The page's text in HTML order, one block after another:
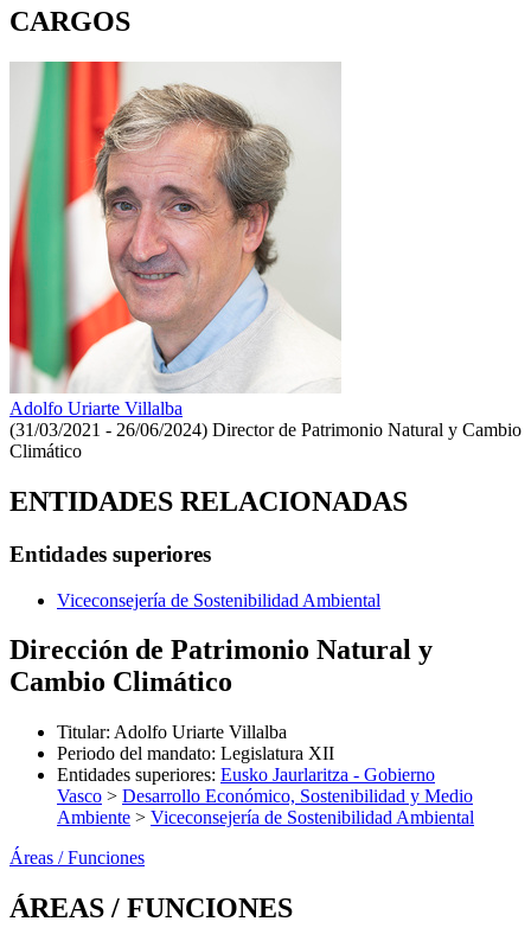
CARGOS
Adolfo Uriarte Villalba
(31/03/2021 - 26/06/2024) Director de Patrimonio Natural y Cambio
Climático
ENTIDADES RELACIONADAS
Entidades superiores
Viceconsejería de Sostenibilidad Ambiental
Dirección de Patrimonio Natural y
Cambio Climático
Titular: Adolfo Uriarte Villalba
Periodo del mandato: Legislatura XII
Entidades superiores: Eusko Jaurlaritza - Gobierno
Vasco > Desarrollo Económico, Sostenibilidad y Medio
Ambiente > Viceconsejería de Sostenibilidad Ambiental
Áreas / Funciones
ÁREAS / FUNCIONES